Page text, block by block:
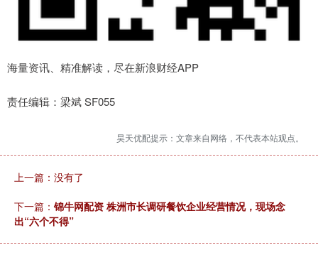
海量资讯、精准解读，尽在新浪财经APP
责任编辑：梁斌 SF055
昊天优配提示：文章来自网络，不代表本站观点。
上一篇：没有了
下一篇： 锦牛网配资 株洲市长调研餐饮企业经营情况，现场念
出“六个不得”